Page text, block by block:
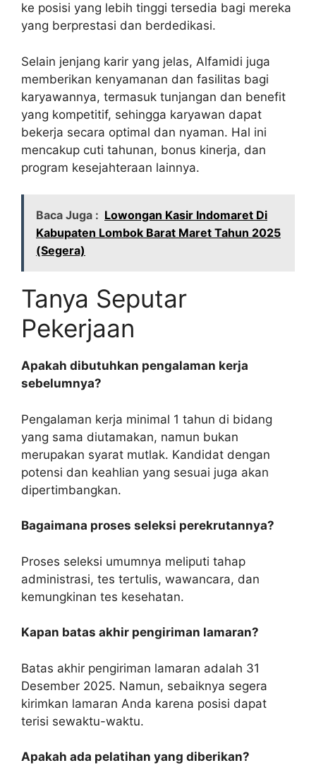
ke posisi yang lebih tinggi tersedia bagi mereka
yang berprestasi dan berdedikasi.
Selain jenjang karir yang jelas, Alfamidi juga
memberikan kenyamanan dan fasilitas bagi
karyawannya, termasuk tunjangan dan benefit
yang kompetitif, sehingga karyawan dapat
bekerja secara optimal dan nyaman. Hal ini
mencakup cuti tahunan, bonus kinerja, dan
program kesejahteraan lainnya.
Baca Juga : Lowongan Kasir Indomaret Di
Kabupaten Lombok Barat Maret Tahun 2025
(Segera)
Tanya Seputar
Pekerjaan
Apakah dibutuhkan pengalaman kerja
sebelumnya?
Pengalaman kerja minimal 1 tahun di bidang
yang sama diutamakan, namun bukan
merupakan syarat mutlak. Kandidat dengan
potensi dan keahlian yang sesuai juga akan
dipertimbangkan.
Bagaimana proses seleksi perekrutannya?
Proses seleksi umumnya meliputi tahap
administrasi, tes tertulis, wawancara, dan
kemungkinan tes kesehatan.
Kapan batas akhir pengiriman lamaran?
Batas akhir pengiriman lamaran adalah 31
Desember 2025. Namun, sebaiknya segera
kirimkan lamaran Anda karena posisi dapat
terisi sewaktu-waktu.
Apakah ada pelatihan yang diberikan?